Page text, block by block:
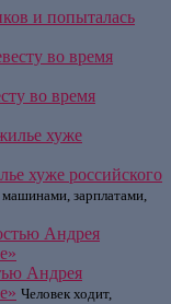
и попыталась
во время
хуже российского
зарплатами,
Андрея
Человек ходит,